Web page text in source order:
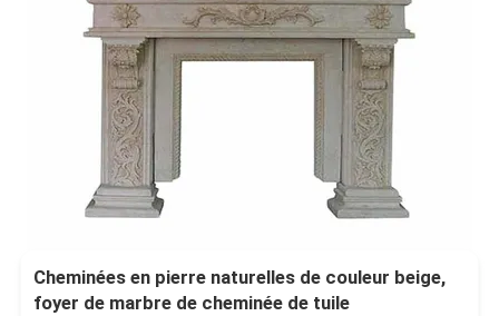
Cheminées en pierre naturelles de couleur beige,
foyer de marbre de cheminée de tuile